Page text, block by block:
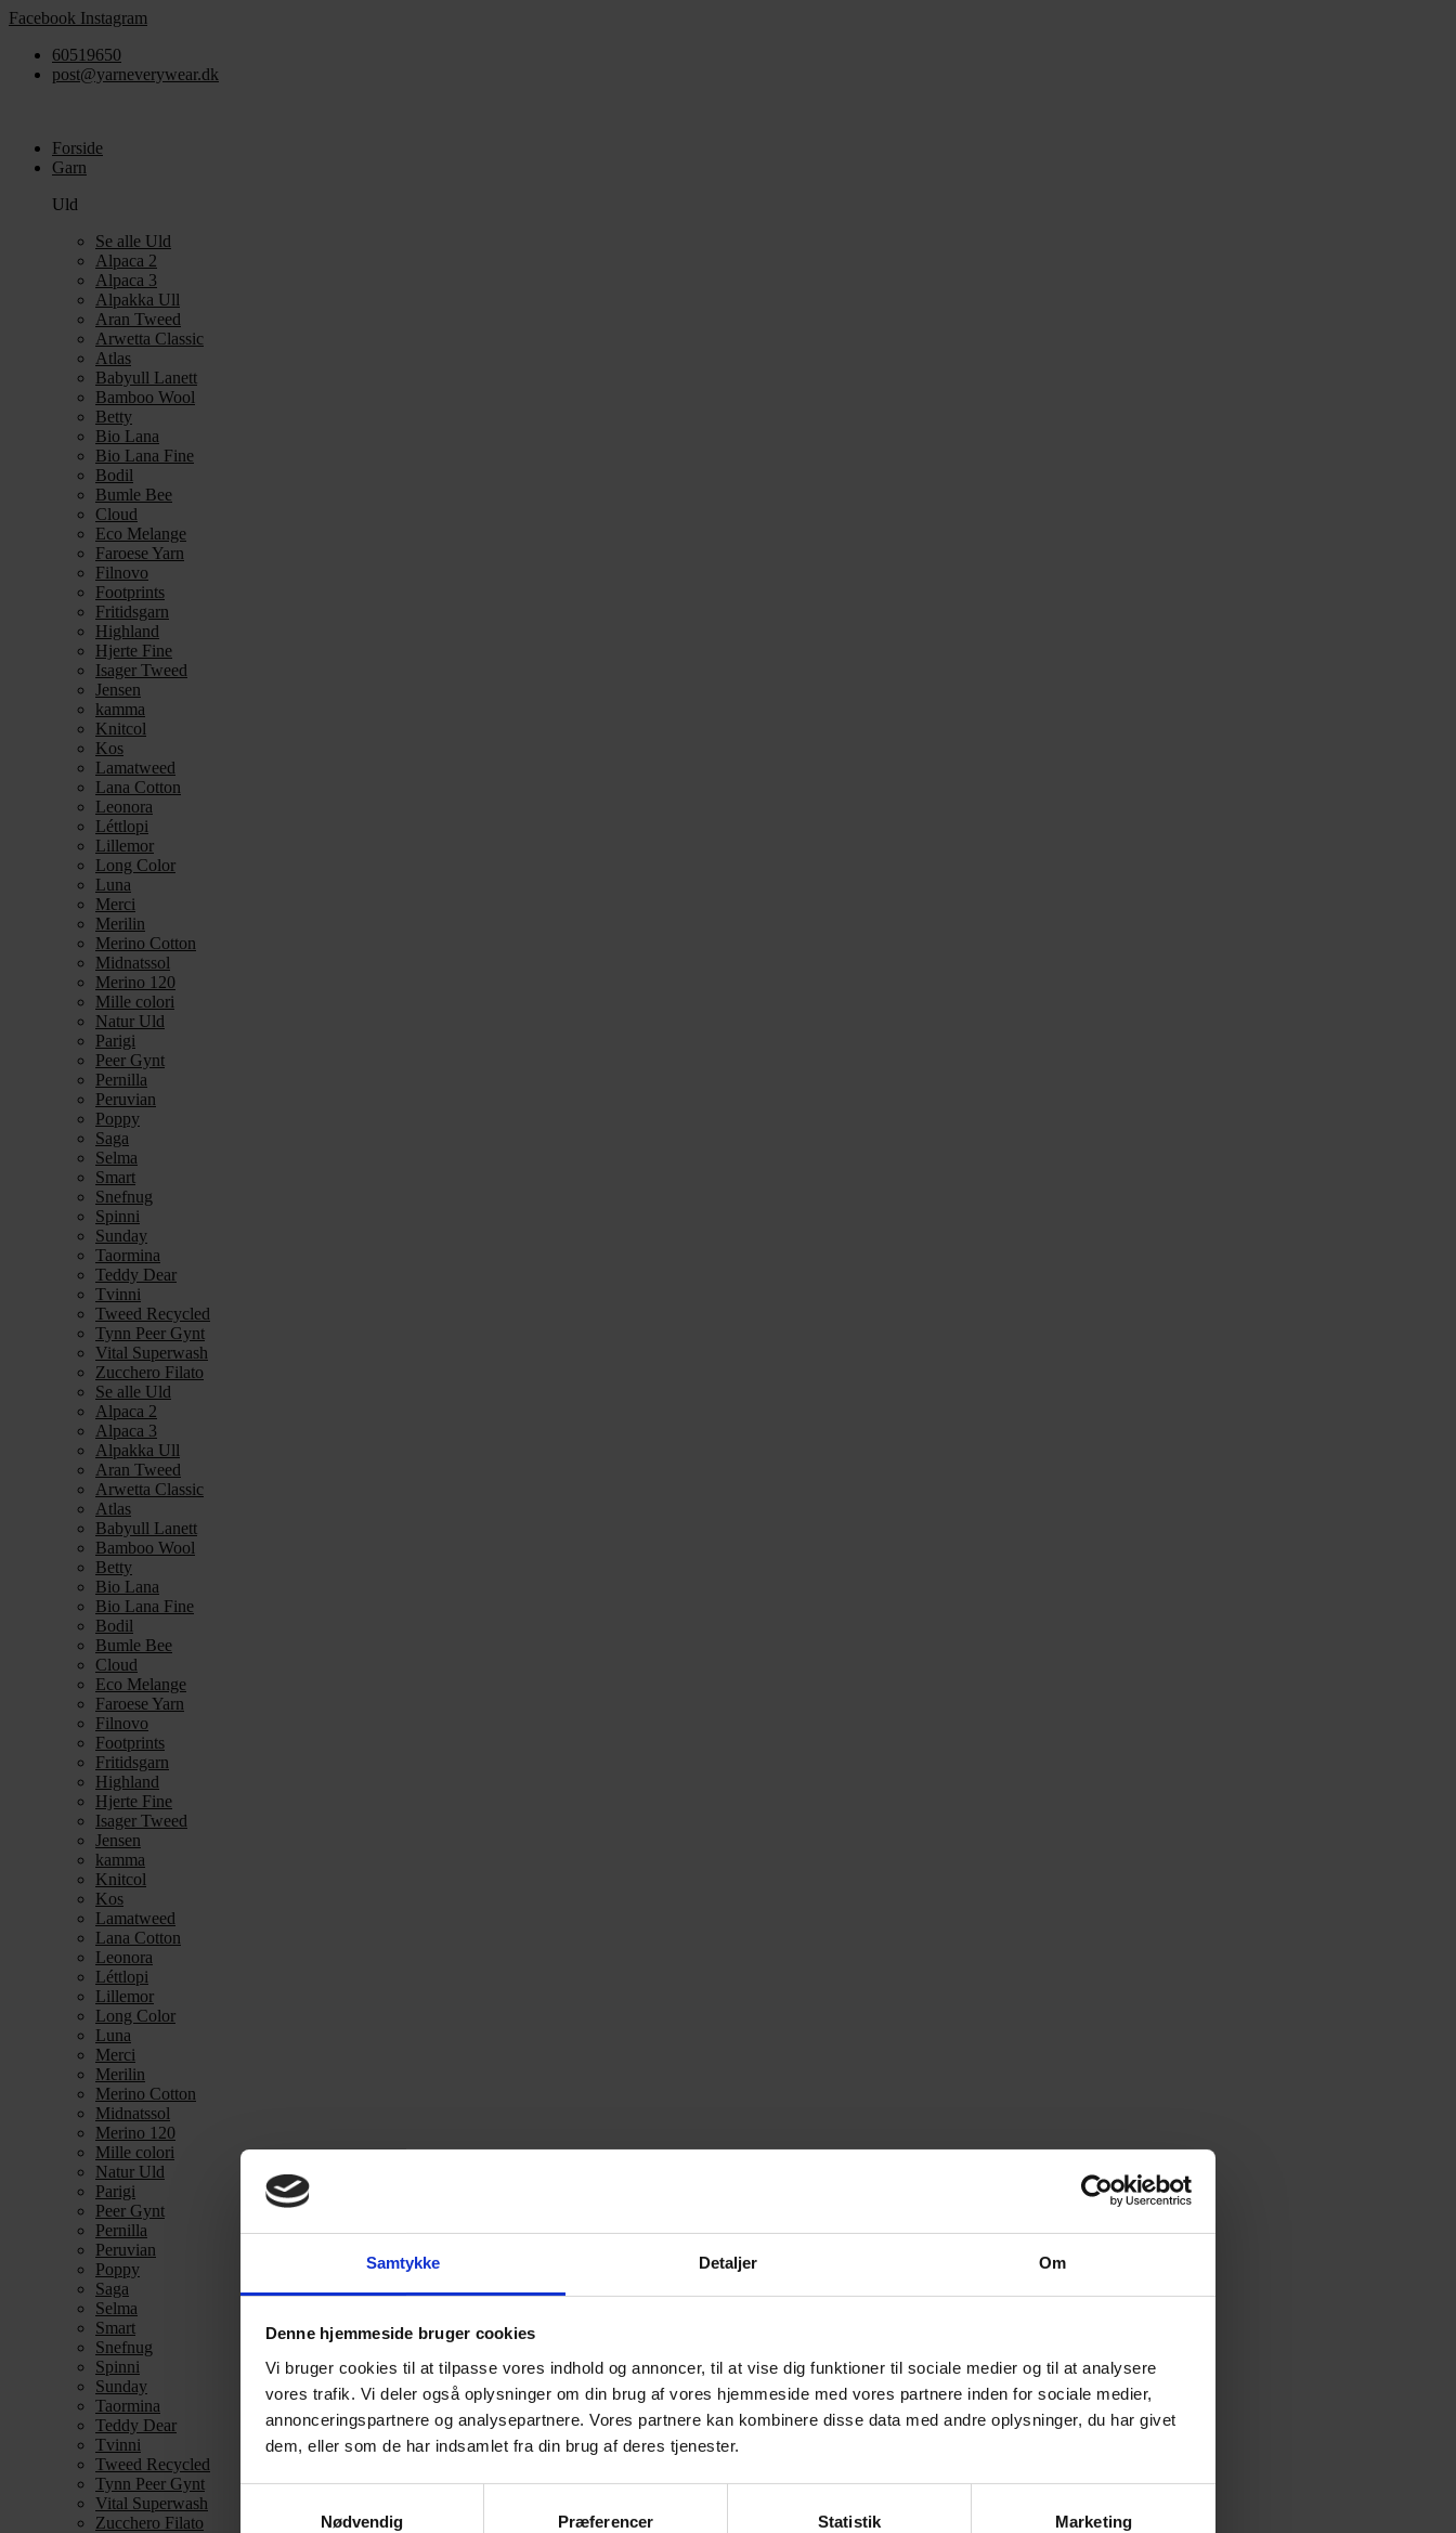
Samtykke Detaljer Om
Denne hjemmeside bruger cookies
Vi bruger cookies til at tilpasse vores indhold og annoncer, til at vise dig funktioner til sociale medier og til at analysere
vores trafik. Vi deler også oplysninger om din brug af vores hjemmeside med vores partnere inden for sociale medier,
annonceringspartnere og analysepartnere. Vores partnere kan kombinere disse data med andre oplysninger, du har givet
dem, eller som de har indsamlet fra din brug af deres tjenester.
Nødvendig
Præferencer Statistik Marketing
Videre
indhold
Facebook Instagram
60519650
post@yarneverywear.dk
Forside
Garn
Uld
Se alle Uld
Alpaca 2
Alpaca 3
Alpakka Ull
Aran Tweed
Arwetta Classic
Atlas
Babyull Lanett
Bamboo Wool
Betty
Bio Lana
Bio Lana Fine
Bodil
Bumle Bee
Cloud
Eco Melange
Faroese Yarn
Filnovo
Footprints
Fritidsgarn
Highland
Hjerte Fine
Isager Tweed
Jensen
kamma
Knitcol
Kos
Lamatweed
Lana Cotton
Leonora
Léttlopi
Lillemor
Long Color
Luna
Merci
Merilin
Merino Cotton
Midnatssol
Merino 120
Mille colori
Natur Uld
Parigi
Peer Gynt
Pernilla
Peruvian
Poppy
Saga
Selma
Smart
Snefnug
Spinni
Sunday
Taormina
Teddy Dear
Tvinni
Tweed Recycled
Tynn Peer Gynt
Vital Superwash
Zucchero Filato
Se alle Uld
Alpaca 2
Alpaca 3
Alpakka Ull
Aran Tweed
Arwetta Classic
Atlas
Babyull Lanett
Bamboo Wool
Betty
Bio Lana
Bio Lana Fine
Bodil
Bumle Bee
Cloud
Eco Melange
Faroese Yarn
Filnovo
Footprints
Fritidsgarn
Highland
Hjerte Fine
Isager Tweed
Jensen
kamma
Knitcol
Kos
Lamatweed
Lana Cotton
Leonora
Léttlopi
Lillemor
Long Color
Luna
Merci
Merilin
Merino Cotton
Midnatssol
Merino 120
Mille colori
Natur Uld
Parigi
Peer Gynt
Pernilla
Peruvian
Poppy
Saga
Selma
Smart
Snefnug
Spinni
Sunday
Taormina
Teddy Dear
Tvinni
Tweed Recycled
Tynn Peer Gynt
Vital Superwash
Zucchero Filato